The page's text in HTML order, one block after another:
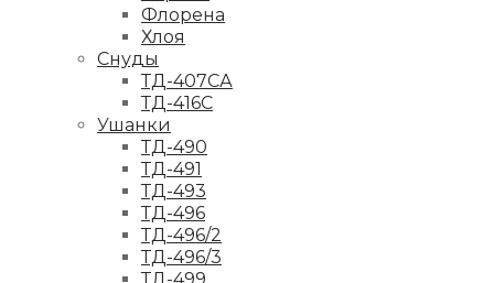
Флорена
Хлоя
Снуды
ТД-407СА
ТД-416С
Ушанки
ТД-490
ТД-491
ТД-493
ТД-496
ТД-496/2
ТД-496/3